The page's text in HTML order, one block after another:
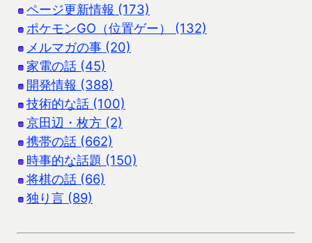
ページ更新情報 (173)
ポケモンGO（位置ゲー） (132)
メルマガの事 (20)
家電の話 (45)
開発情報 (388)
技術的な話 (100)
京田辺・枚方 (2)
携帯の話 (662)
時事的な話題 (150)
将棋の話 (66)
独り言 (89)